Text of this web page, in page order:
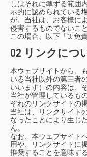
しはそれに準ずる範囲
示的に認められている
が、当社は、お客様に
侵害するものでないこ
この場合、以下「3. 免
02 リンクにつ
本ウェブサイトから、
いる当社以外の第三者
いいます）の内容は、
当社が管理しているも
ぞれのリンクサイトの
当社は、リンクサイト
なったことにより生じ
ん。
なお、本ウェブサイト
用や、リンクサイトに
推奨することを意味す